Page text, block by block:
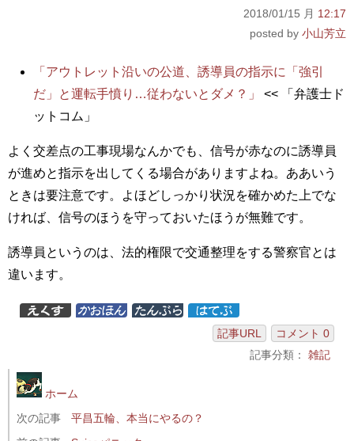
2018/01/15 月 12:17
小山芳立
「アウトレット沿いの公道、誘導員の指示に「強引
だ」と運転手憤り…従わないとダメ？」
<< 「弁護士ド
ットコム」
よく交差点の工事現場なんかでも、信号が赤なのに誘導員
が進めと指示を出してくる場合がありますよね。ああいう
ときは要注意です。よほどしっかり状況を確かめた上でな
ければ、信号のほうを守っておいたほうが無難です。
誘導員というのは、法的権限で交通整理をする警察官とは
違います。
記事URL
コメント 0
記事分類： 雑記
ホーム
次の記事
平昌五輪、本当にやるの？